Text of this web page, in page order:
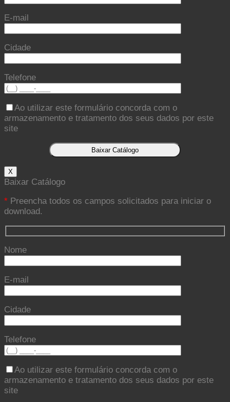
E-mail
Cidade
Telefone
Ao utilizar este formulário concorda com o
armazenamento e tratamento dos seus dados por este
site
X
Baixar Catálogo
* Preencha todos os campos solicitados para iniciar o
download.
Nome
E-mail
Cidade
Telefone
Ao utilizar este formulário concorda com o
armazenamento e tratamento dos seus dados por este
site